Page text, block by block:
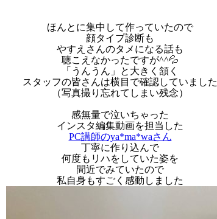
ほんとに集中して作っていたので
顔タイプ診断も
やすえさんのタメになる話も
聴こえなかったですが^^💦
「うんうん」と大きく頷く
スタッフの皆さんは横目で確認していました
（写真撮り忘れてしまい残念）
感無量で泣いちゃった
インスタ編集動画を担当した
PC講師のya*ma*waさん
丁寧に作り込んで
何度もリハをしていた姿を
間近でみていたので
私自身もすごく感動しました